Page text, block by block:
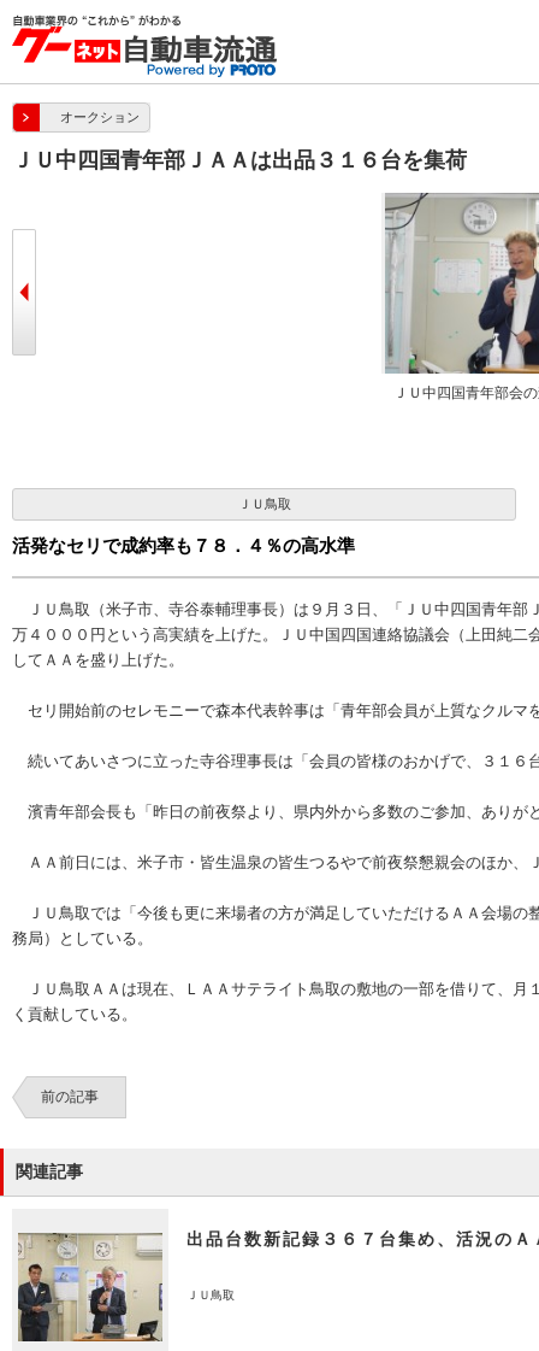
オークション
ＪＵ中四国青年部ＪＡＡは出品３１６台を集荷
ＪＵ中四国青年部会
ＪＵ鳥取
活発なセリで成約率も７８．４％の高水準
ＪＵ鳥取（米子市、寺谷泰輔理事長）は９月３日、「ＪＵ中四国青年部
万４０００円という高実績を上げた。ＪＵ中国四国連絡協議会（上田純
してＡＡを盛り上げた。
セリ開始前のセレモニーで森本代表幹事は「青年部会員が上質なクルマ
続いてあいさつに立った寺谷理事長は「会員の皆様のおかげで、３１６
濱青年部会長も「昨日の前夜祭より、県内外から多数のご参加、ありが
ＡＡ前日には、米子市・皆生温泉の皆生つるやで前夜祭懇親会のほか、
ＪＵ鳥取では「今後も更に来場者の方が満足していただけるＡＡ会場の
務局）としている。
ＪＵ鳥取ＡＡは現在、ＬＡＡサテライト鳥取の敷地の一部を借りて、月
く貢献している。
前の記事
関連記事
出品台数新記録３６７台集め、活況のＡ
ＪＵ鳥取